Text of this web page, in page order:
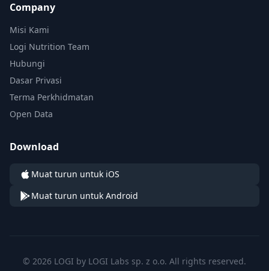
Company
Misi Kami
Logi Nutrition Team
Hubungi
Dasar Privasi
Terma Perkhidmatan
Open Data
Download
Muat turun untuk iOS
Muat turun untuk Android
© 2026 LOGI by LOGI Labs sp. z o.o. All rights reserved.